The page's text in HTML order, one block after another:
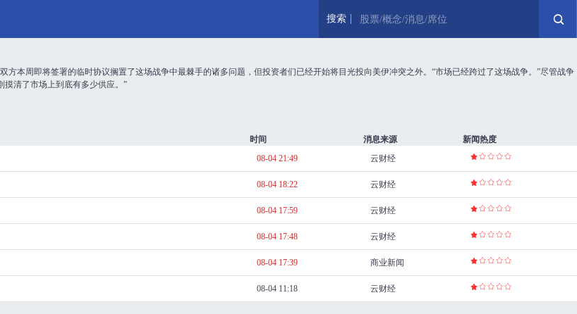
搜索 股票/概念/消息/席位
方本周即将签署的临时协议搁置了这场战争中最棘手的诸多问题，但投资者们已经开始将目光投向美伊冲突之外。“市场已经跨过了这场战争。”尽管战争
摸清了市场上到底有多少供应。”
时间 消息来源
新闻热度
08-04 21:49 云财经
08-04 18:22 云财经
08-04 17:59 云财经
08-04 17:48 云财经
08-04 17:39 商业新闻
08-04 11:18
云财经